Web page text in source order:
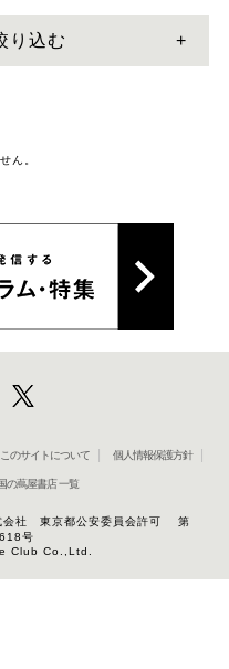
り込む
ん。
このサイトについて 個人情報保護方針
の蔦屋書店 一覧
会社 東京都公安委員会許可 第
号
Club Co.,Ltd.